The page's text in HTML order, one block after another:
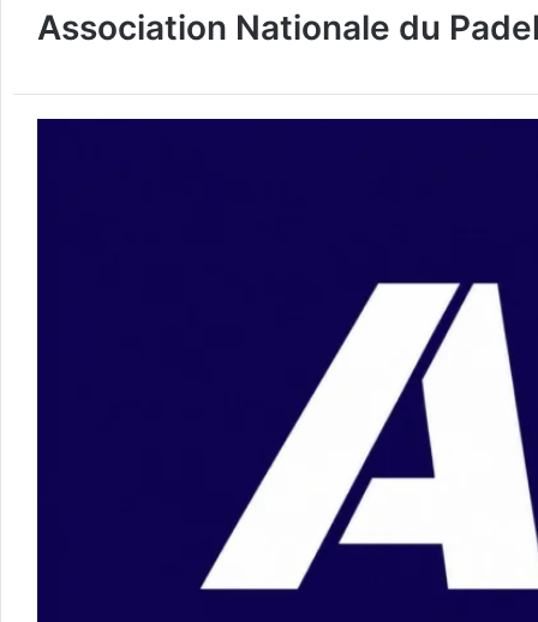
Association Nationale du